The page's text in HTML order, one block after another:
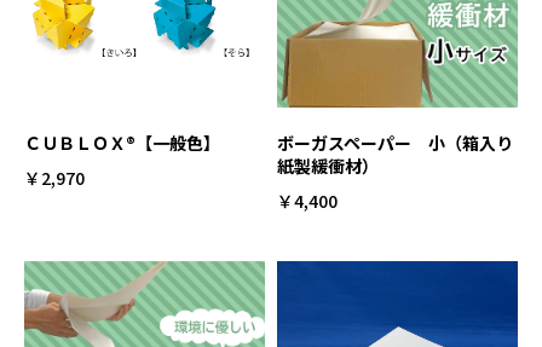
ＣＵＢＬＯＸ®【一般色】
￥2,970
ボーガスペーパー 小（箱入り
紙製緩衝材）
￥4,400